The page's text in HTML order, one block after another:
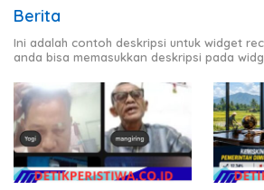
Berita
Ini adalah contoh deskripsi untuk widget
anda bisa memasukkan deskripsi pada